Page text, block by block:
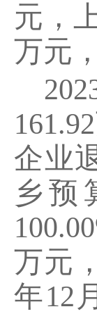
元，
万元
161.92
企业
乡预
万元
年12